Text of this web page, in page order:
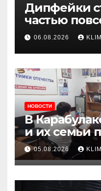
Дипфейки
частью
жизни:
Ингушетии
06.08.2026
НОВОСТИ
В
и их семьи
приема
05.08.2026